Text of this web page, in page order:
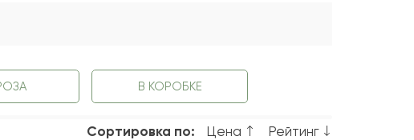
В КОРОБКЕ
Сортировка по: Цена Рейтинг